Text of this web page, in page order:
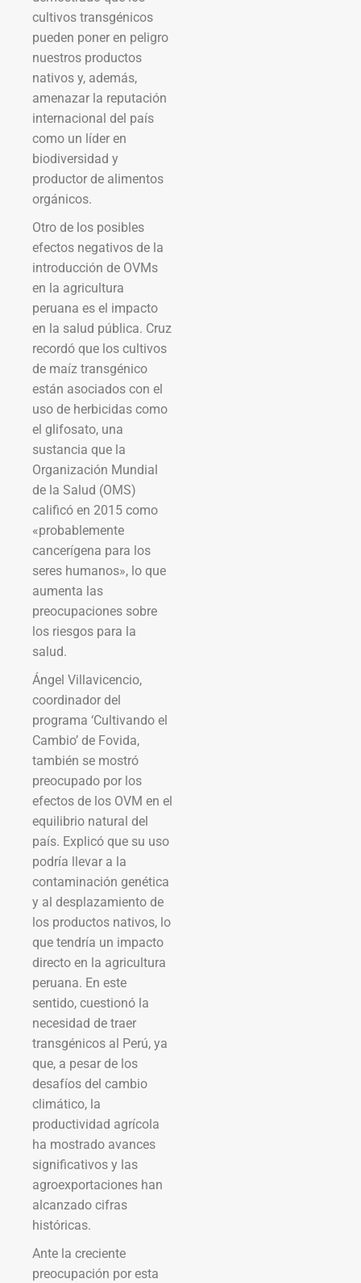
cultivos transgénicos
pueden poner en peligro
nuestros productos
nativos y, además,
amenazar la reputación
internacional del país
como un líder en
biodiversidad y
productor de alimentos
orgánicos.
Otro de los posibles
efectos negativos de la
introducción de OVMs
en la agricultura
peruana es el impacto
en la salud pública. Cruz
recordó que los cultivos
de maíz transgénico
están asociados con el
uso de herbicidas como
el glifosato, una
sustancia que la
Organización Mundial
de la Salud (OMS)
calificó en 2015 como
«probablemente
cancerígena para los
seres humanos», lo que
aumenta las
preocupaciones sobre
los riesgos para la
salud.
Ángel Villavicencio,
coordinador del
programa ‘Cultivando el
Cambio’ de Fovida,
también se mostró
preocupado por los
efectos de los OVM en el
equilibrio natural del
país. Explicó que su uso
podría llevar a la
contaminación genética
y al desplazamiento de
los productos nativos, lo
que tendría un impacto
directo en la agricultura
peruana. En este
sentido, cuestionó la
necesidad de traer
transgénicos al Perú, ya
que, a pesar de los
desafíos del cambio
climático, la
productividad agrícola
ha mostrado avances
significativos y las
agroexportaciones han
alcanzado cifras
históricas.
Ante la creciente
preocupación por esta